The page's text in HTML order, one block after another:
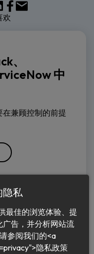
欢
、
中
兼顾控制的前提
隐私
最佳的浏览体验、提
告，并分析网站流
参阅我们的<a
隐私政策